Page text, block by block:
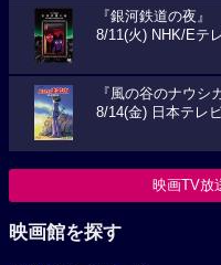
『銀河鉄道の夜』
8/11(火) NHK/Eテ
『風の谷のナウシ
8/14(金) 日本テレ
映画TV放
映画館を探す